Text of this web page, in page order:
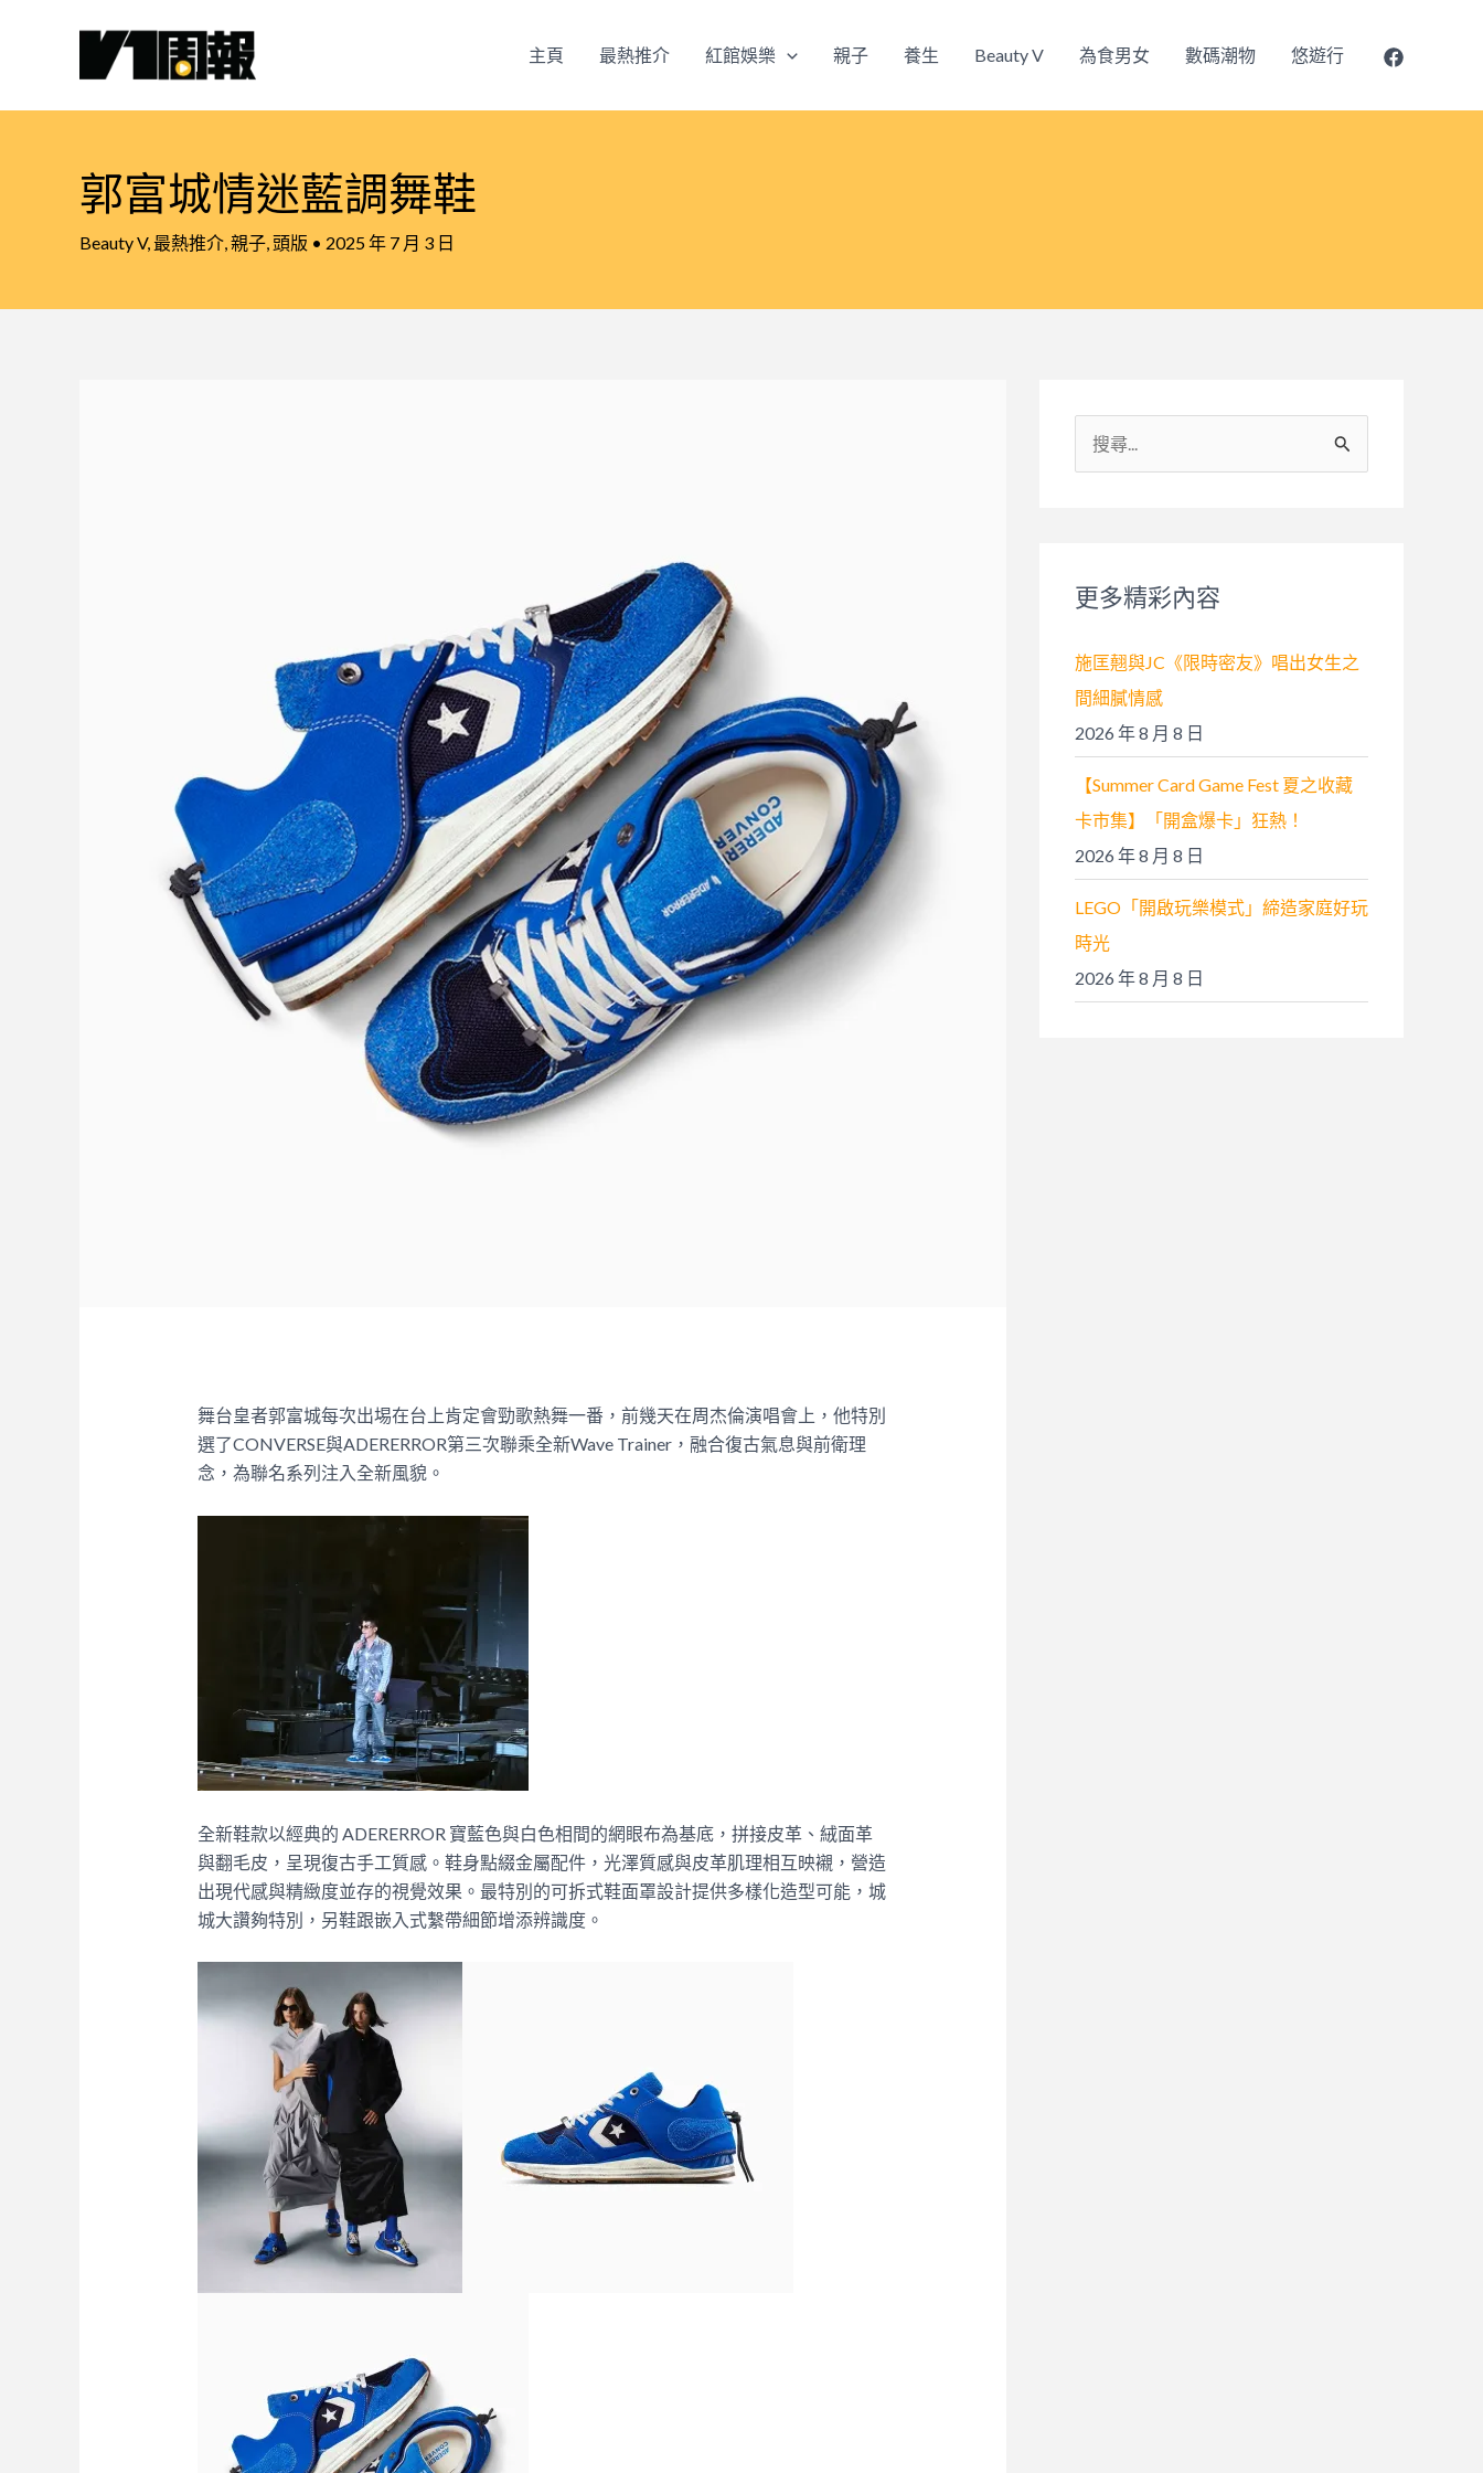
主頁 最熱推介 紅館娛樂 親子 養生 Beauty V 為食男女 數碼潮物 悠遊行
郭富城情迷藍調舞鞋
Beauty V, 最熱推介 親子 頭版 • 2025 年 7 月 3 日
舞台皇者郭富城每次出埸在台上肯定會勁歌熱舞一番，前幾天在周杰倫演唱會上，他特別
選了CONVERSE與ADERERROR第三次聯乘全新Wave Trainer，融合復古氣息與前衛理
念，為聯名系列注入全新風貌。
全新鞋款以經典的 ADERERROR 寶藍色與白色相間的網眼布為基底，拼接皮革、絨面革
與翻毛皮，呈現復古手工質感。鞋身點綴金屬配件，光澤質感與皮革肌理相互映襯，營造
出現代感與精緻度並存的視覺效果。最特別的可拆式鞋面罩設計提供多樣化造型可能，城
城大讚夠特別，另鞋跟嵌入式繫帶細節增添辨識度。
尋
:更多精彩內容
施匡翹與JC《限時密友》唱出女生之
間細膩情感
2026 年 8 月 8 日
【Summer Card Game Fest 夏之收藏
卡市集】「開盒爆卡」狂熱！
2026 年 8 月 8 日
LEGO「開啟玩樂模式」締造家庭好玩
時光
2026 年 8 月 8 日